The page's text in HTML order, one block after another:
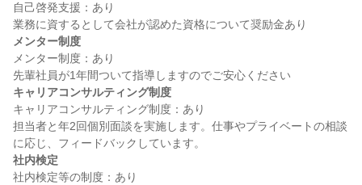
自己啓発支援：あり
メンター制度
メンター制度：あり
キャリアコンサルティング制度
キャリアコンサルティング制度：あり
担当者と年2回個別面談を実施します。仕事やプライベートの相談
社内検定
社内検定等の制度：あり